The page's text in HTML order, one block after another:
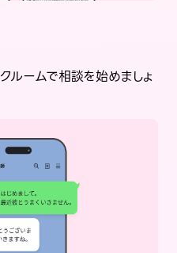
ルームで相談を始めましょ